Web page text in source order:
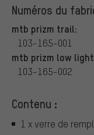
Numéros du
mtb prizm trail:
103-165-001
mtb prizm low
103-165-002
Contenu :
1 x verre de